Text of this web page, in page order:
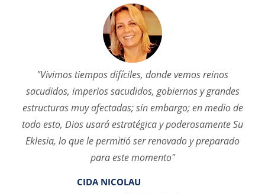
"Vivimos tiempos difíciles, donde vemos reinos
sacudidos, imperios sacudidos, gobiernos y grandes
estructuras muy afectadas; sin embargo; en medio de
todo esto, Dios usará estratégica y poderosamente Su
Eklesia, lo que le permitió ser renovado y preparado
para este momento"
CIDA NICOLAU